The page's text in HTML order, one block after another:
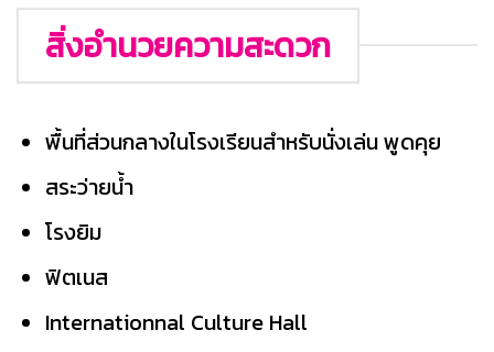
สิ่งอำนวยความสะดวก
พื้นที่ส่วนกลางในโรงเรียนสำหรับนั่งเล่น พูดคุย
สระว่ายน้ำ
โรงยิม
ฟิตเนส
Internationnal Culture Hall